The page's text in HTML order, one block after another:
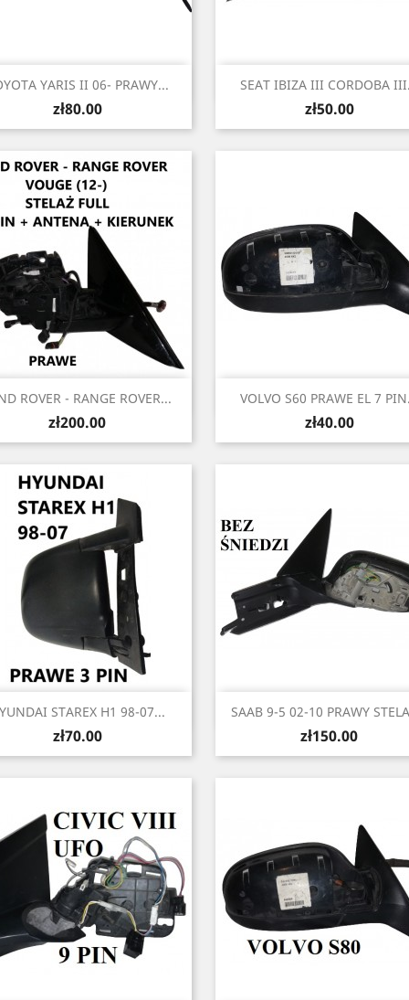
YARIS II 06- PRAWY...
Price
zł80.00
Quick view SEAT IBIZA III CORDOBA
Price
zł50.00
Quick view
ROVER - RANGE ROVER...
Price
zł200.00
Quick view VOLVO S60 PRAWE EL 7
Price
zł40.00
Quick view
STAREX H1 98-07...
Price
zł70.00
 Quick view SAAB 9-5 02-10 PRAWY
Price
zł150.00
Quick view